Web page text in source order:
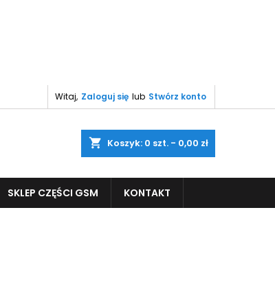
Witaj, Zaloguj się lub Stwórz konto
shopping_cart Koszyk: 0 szt. - 0,00 zł
SKLEP CZĘŚCI GSM KONTAKT